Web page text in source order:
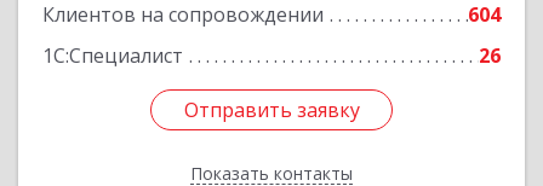
Клиентов на сопровождении
604
1С:Специалист
26
Отправить заявку
Показать контакты
Отправить заявку
Назад